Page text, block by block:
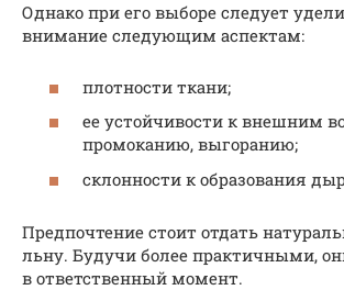
Однако при его выборе следует
внимание следующим аспектам:
плотности ткани;
ее устойчивости к внешним
промоканию, выгоранию;
склонности к образования
Предпочтение стоит отдать
льну. Будучи более практичными,
в ответственный момент.